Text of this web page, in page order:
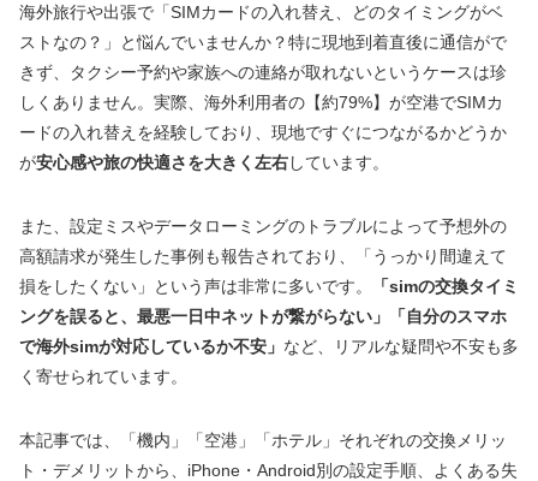
海外旅行や出張で「SIMカードの入れ替え、どのタイミングがベ
ストなの？」と悩んでいませんか？特に現地到着直後に通信がで
きず、タクシー予約や家族への連絡が取れないというケースは珍
しくありません。実際、海外利用者の【約79%】が空港でSIMカ
ードの入れ替えを経験しており、現地ですぐにつながるかどうか
が安心感や旅の快適さを大きく左右しています。
また、設定ミスやデータローミングのトラブルによって予想外の
高額請求が発生した事例も報告されており、「うっかり間違えて
損をしたくない」という声は非常に多いです。
「simの交換タイミ
ングを誤ると、最悪一日中ネットが繋がらない」「自分のスマホ
で海外simが対応しているか不安」 など、リアルな疑問や不安も多
く寄せられています。
本記事では、「機内」「空港」「ホテル」それぞれの交換メリッ
ト・デメリットから、iPhone・Android別の設定手順、よくある失